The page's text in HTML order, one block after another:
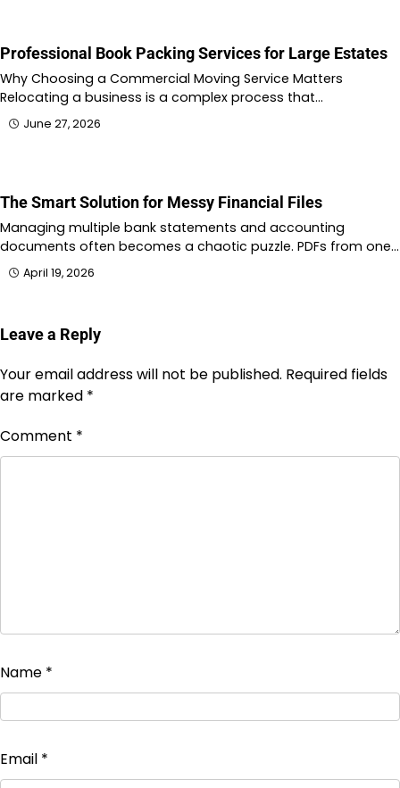
Professional Book Packing Services for Large Estates
Why Choosing a Commercial Moving Service Matters
Relocating a business is a complex process that…
June 27, 2026
The Smart Solution for Messy Financial Files
Managing multiple bank statements and accounting
documents often becomes a chaotic puzzle. PDFs from one…
April 19, 2026
Leave a Reply
Your email address will not be published. Required fields
are marked *
Comment *
Name *
Email *